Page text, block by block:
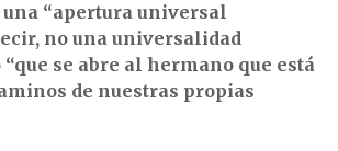
una “apertura universal
no una universalidad
se abre al hermano que está
de nuestras propias